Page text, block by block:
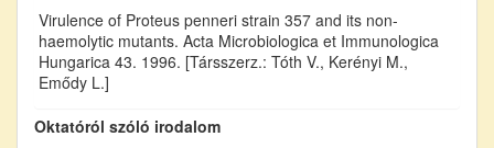
Virulence of Proteus penneri strain 357 and its non-
haemolytic mutants. Acta Microbiologica et Immunologica
Hungarica 43. 1996. [Társszerz.: Tóth V., Kerényi M.,
Emődy L.]
Oktatóról szóló irodalom